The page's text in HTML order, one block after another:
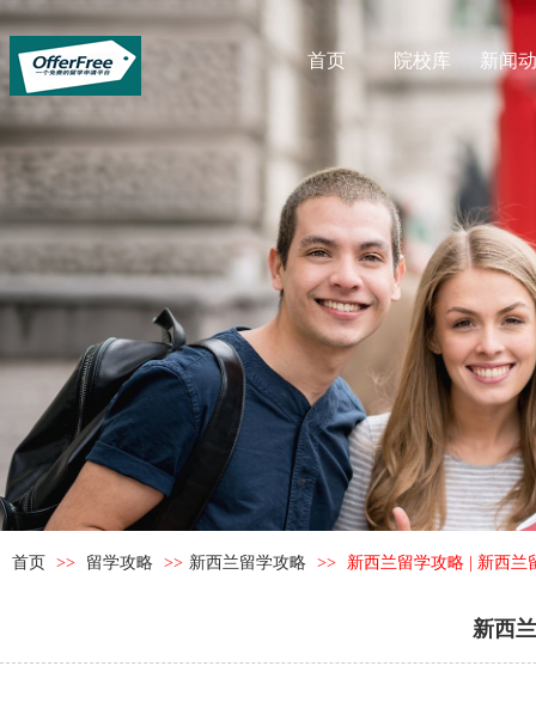
首页 院校库 新闻
首页 >> 留学攻略 >> 新西兰留学攻略 >> 新西兰留学攻略 | 新西兰
新西